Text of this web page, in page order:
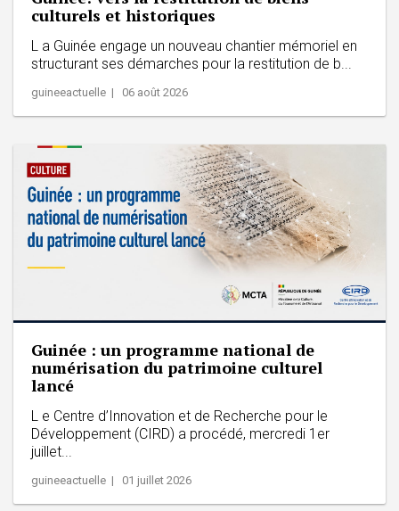
culturels et historiques
L a Guinée engage un nouveau chantier mémoriel en
structurant ses démarches pour la restitution de b...
guineeactuelle | 06 août 2026
Guinée : un programme national de
numérisation du patrimoine culturel
lancé
L e Centre d’Innovation et de Recherche pour le
Développement (CIRD) a procédé, mercredi 1er
juillet...
guineeactuelle | 01 juillet 2026